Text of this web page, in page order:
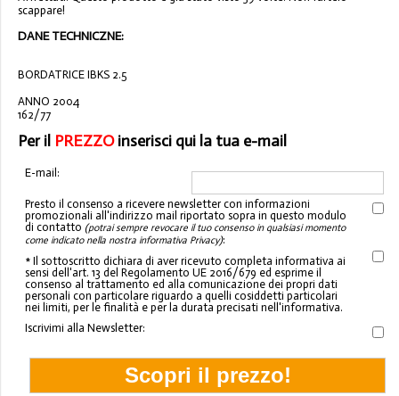
scappare!
DANE TECHNICZNE:
BORDATRICE IBKS 2.5
ANNO 2004
162/77
Per il PREZZOinserisci qui la tua e-mail
E-mail:
Presto il consenso a ricevere newsletter con informazioni
promozionali all'indirizzo mail riportato sopra in questo modulo
di contatto (potrai sempre revocare il tuo consenso in qualsiasi momento
come indicato nella nostra informativa Privacy):
* Il sottoscritto dichiara di aver ricevuto completa informativa ai
sensi dell'art. 13 del Regolamento UE 2016/679 ed esprime il
consenso al trattamento ed alla comunicazione dei propri dati
personali con particolare riguardo a quelli cosiddetti particolari
nei limiti, per le finalità e per la durata precisati nell'informativa.
Iscrivimi alla Newsletter: